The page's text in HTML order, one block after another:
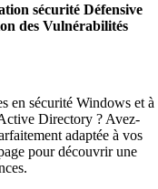
sécurité Défensive
des Vulnérabilités
en sécurité Windows et à
Directory ? Avez-
adaptée à vos
pour découvrir une